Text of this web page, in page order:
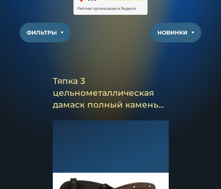
ФИЛЬТРЫ НОВИНКИ
Тяпка 3
цельнометаллическая
дамаск полный камень